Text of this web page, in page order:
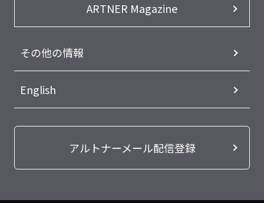
ARTNER Magazine
その他の情報
English
アルトナーメール配信登録